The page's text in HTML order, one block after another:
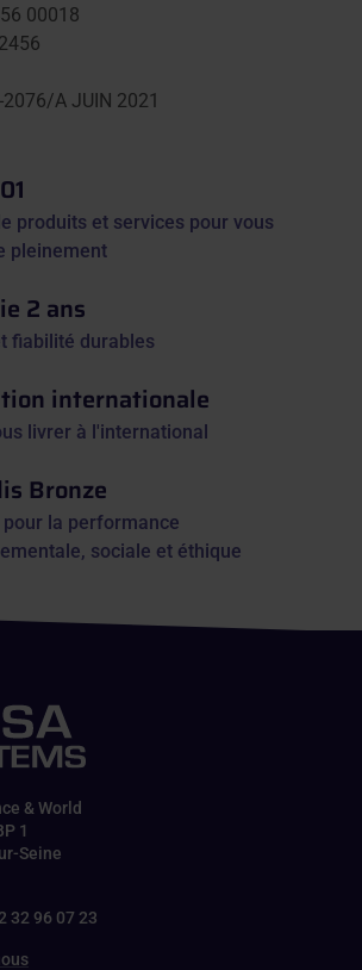
00018
2076/A JUIN 2021
produits et services pour vous
pleinement
2 ans
fiabilité durables
internationale
livrer à l'international
Bronze
pour la performance
sociale et éthique
& World
1
Seine
32 96 07 23